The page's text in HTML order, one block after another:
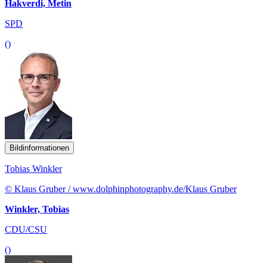
Hakverdi, Metin
SPD
()
Bildinformationen
Tobias Winkler
© Klaus Gruber / www.dolphinphotography.de/Klaus Gruber
Winkler, Tobias
CDU/CSU
()